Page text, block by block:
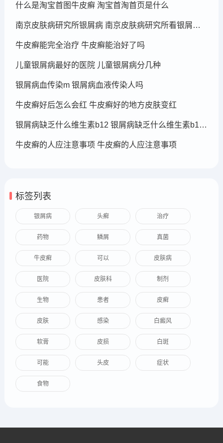
什么是淘宝首图牛皮癣 淘宝首淘首页是什么
南京皮肤病研究所银屑病 南京皮肤病研究所看银屑病哪个医生厉害
牛皮癣能完全治疗 牛皮癣能治好了吗
儿童银屑病最好的医院 儿童银屑病分几种
银屑病血传染m 银屑病血液传染人吗
牛皮癣好后怎么会红 牛皮癣好的地方皮肤变红
银屑病缺乏什么维生素b12 银屑病缺乏什么维生素b12可以补充
牛皮癣的人应注意事项 牛皮癣的人应注意事项
标签列表
银屑病 头癣 治疗
药物 鳞屑 真菌
牛皮癣 可以 皮肤病
医院 皮肤科 制剂
生物 患者 皮癣
皮肤 感染 白癜风
软膏 皮损 白斑
可能 头皮 症状
食物